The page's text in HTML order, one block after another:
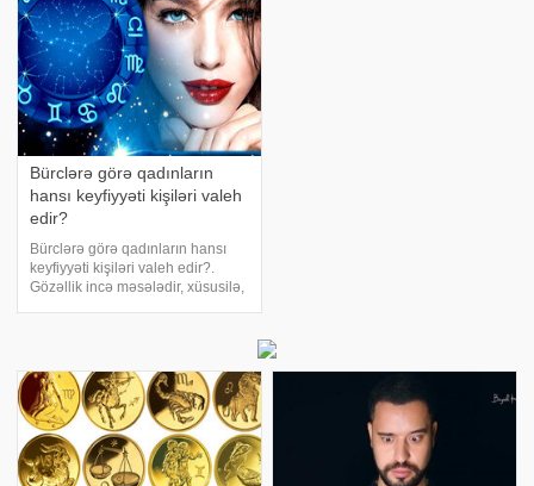
Bürclərə görə qadınların
hansı keyfiyyəti kişiləri valeh
edir?
Bürclərə görə qadınların hansı
keyfiyyəti kişiləri valeh edir?.
Gözəllik incə məsələdir, xüsusilə,